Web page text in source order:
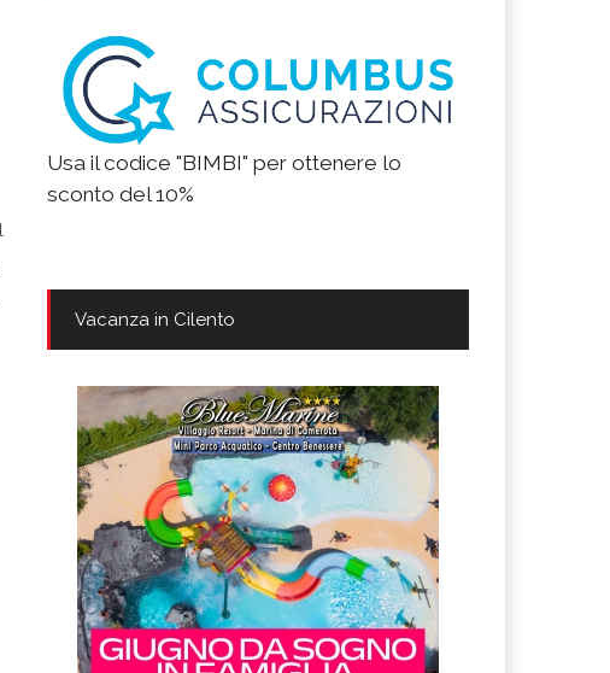
Usa il codice "BIMBI" per ottenere lo
sconto del 10%
Vacanza in Cilento